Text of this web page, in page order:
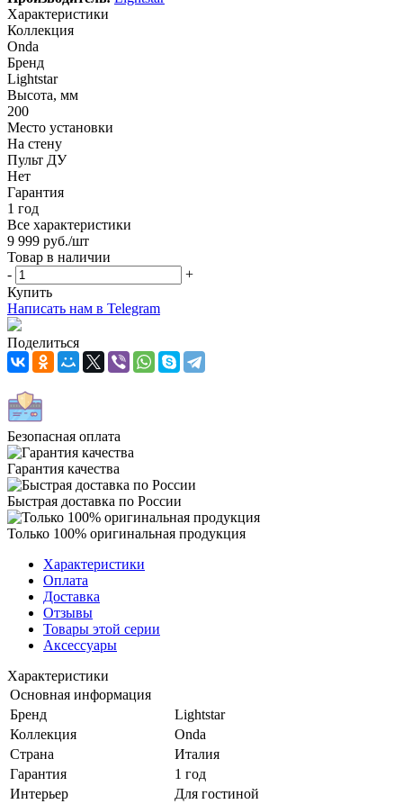
Характеристики
Коллекция
Onda
Бренд
Lightstar
Высота, мм
200
Место установки
На стену
Пульт ДУ
Нет
Гарантия
1 год
Все характеристики
9 999 руб./шт
Товар в наличии
-
+
Купить
Написать нам в Telegram
Поделиться
Безопасная оплата
Гарантия качества
Быстрая доставка по России
Только 100% оригинальная продукция
Характеристики
Оплата
Доставка
Отзывы
Товары этой серии
Аксессуары
Характеристики
Основная информация
Бренд
Lightstar
Коллекция
Onda
Страна
Италия
Гарантия
1 год
Интерьер
Для гостиной